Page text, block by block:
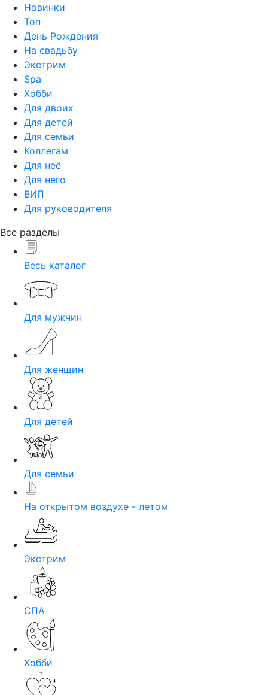
Новинки
Топ
День Рождения
На свадьбу
Экстрим
Spa
Хобби
Для двоих
Для детей
Для семьи
Коллегам
Для неё
Для него
ВИП
Для руководителя
Все разделы
Весь каталог
Для мужчин
Для женщин
Для детей
Для семьи
На открытом воздухе - летом
Экстрим
СПА
Хобби